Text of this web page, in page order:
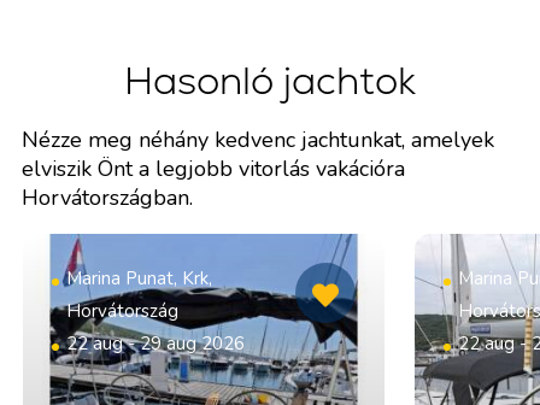
Hasonló jachtok
Nézze meg néhány kedvenc jachtunkat, amelyek
elviszik Önt a legjobb vitorlás vakációra
Horvátországban.
Marina Punat, Krk,
Horvátország
22 aug - 29 aug 2026
Marina
22 aug -